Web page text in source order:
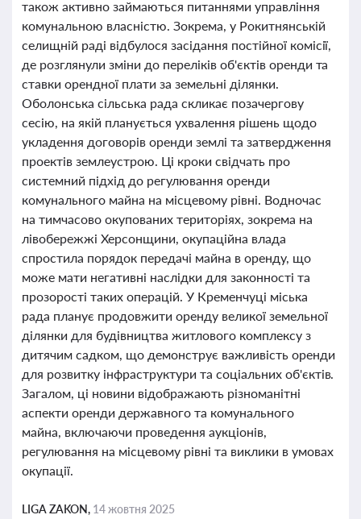
також активно займаються питаннями управління
комунальною власністю. Зокрема, у Рокитнянській
селищній раді відбулося засідання постійної комісії,
де розглянули зміни до переліків об'єктів оренди та
ставки орендної плати за земельні ділянки.
Оболонська сільська рада скликає позачергову
сесію, на якій планується ухвалення рішень щодо
укладення договорів оренди землі та затвердження
проектів землеустрою. Ці кроки свідчать про
системний підхід до регулювання оренди
комунального майна на місцевому рівні. Водночас
на тимчасово окупованих територіях, зокрема на
лівобережжі Херсонщини, окупаційна влада
спростила порядок передачі майна в оренду, що
може мати негативні наслідки для законності та
прозорості таких операцій. У Кременчуці міська
рада планує продовжити оренду великої земельної
ділянки для будівництва житлового комплексу з
дитячим садком, що демонструє важливість оренди
для розвитку інфраструктури та соціальних об'єктів.
Загалом, ці новини відображають різноманітні
аспекти оренди державного та комунального
майна, включаючи проведення аукціонів,
регулювання на місцевому рівні та виклики в умовах
окупації.
LIGA ZAKON, 14 жовтня 2025